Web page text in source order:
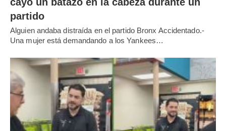
partido
Alguien andaba distraída en el partido Bronx Accidentado.-
Una mujer está demandando a los Yankees…